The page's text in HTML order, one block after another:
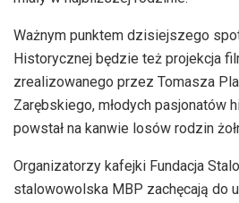
Ważnym punktem dzisiejszego
Historycznej będzie też projekcja
zrealizowanego przez Tomasza
Zarębskiego, młodych pasjonatów
powstał na kanwie losów rodzin
Organizatorzy kafejki Fundacja
stalowowolska MBP zachęcają do